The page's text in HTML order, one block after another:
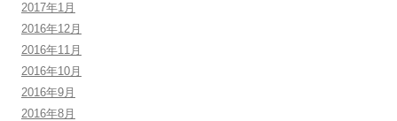
2017年1月
2016年12月
2016年11月
2016年10月
2016年9月
2016年8月